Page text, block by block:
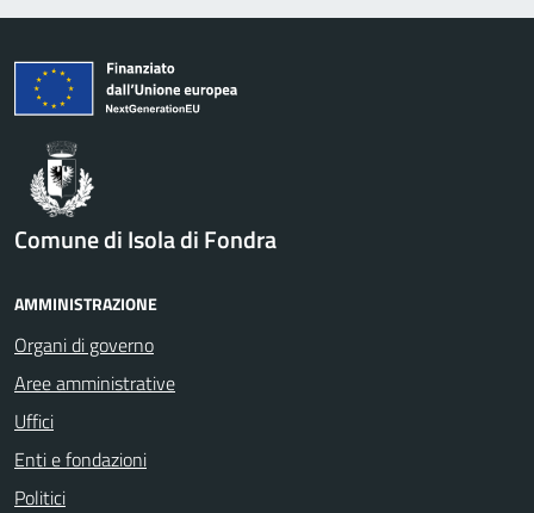
Comune di Isola di Fondra
AMMINISTRAZIONE
Organi di governo
Aree amministrative
Uffici
Enti e fondazioni
Politici